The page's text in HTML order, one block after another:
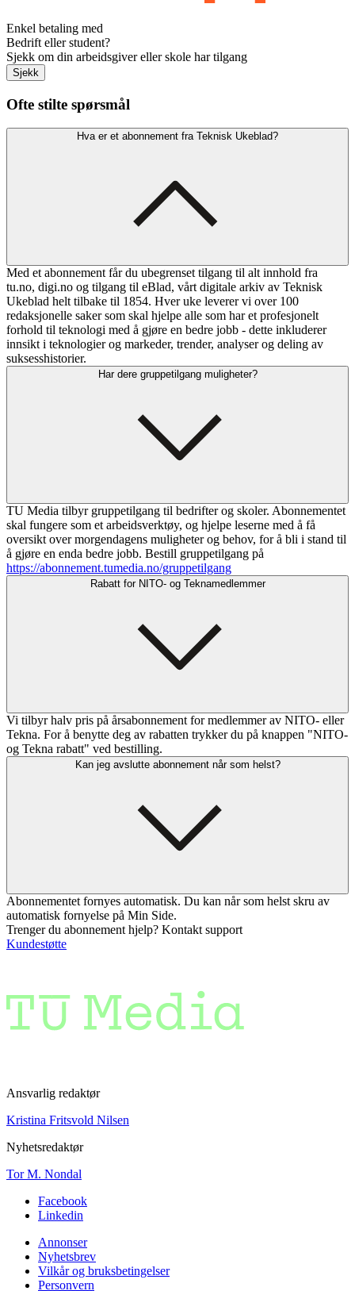
Enkel betaling med
Bedrift eller student?
Sjekk om din arbeidsgiver eller skole har tilgang
Sjekk
Ofte stilte spørsmål
Hva er et abonnement fra Teknisk Ukeblad?
Med et abonnement får du ubegrenset tilgang til alt innhold fra
tu.no, digi.no og tilgang til eBlad, vårt digitale arkiv av Teknisk
Ukeblad helt tilbake til 1854. Hver uke leverer vi over 100
redaksjonelle saker som skal hjelpe alle som har et profesjonelt
forhold til teknologi med å gjøre en bedre jobb - dette inkluderer
innsikt i teknologier og markeder, trender, analyser og deling av
suksesshistorier.
Har dere gruppetilgang muligheter?
TU Media tilbyr gruppetilgang til bedrifter og skoler. Abonnementet
skal fungere som et arbeidsverktøy, og hjelpe leserne med å få
oversikt over morgendagens muligheter og behov, for å bli i stand til
å gjøre en enda bedre jobb. Bestill gruppetilgang på
https://abonnement.tumedia.no/gruppetilgang
Rabatt for NITO- og Teknamedlemmer
Vi tilbyr halv pris på årsabonnement for medlemmer av NITO- eller
Tekna. For å benytte deg av rabatten trykker du på knappen "NITO-
og Tekna rabatt" ved bestilling.
Kan jeg avslutte abonnement når som helst?
Abonnementet fornyes automatisk. Du kan når som helst skru av
automatisk fornyelse på Min Side.
Trenger du abonnement hjelp? Kontakt support
Kundestøtte
Ansvarlig redaktør
Kristina Fritsvold Nilsen
Nyhetsredaktør
Tor M. Nondal
Facebook
Linkedin
Annonser
Nyhetsbrev
Vilkår og bruksbetingelser
Personvern